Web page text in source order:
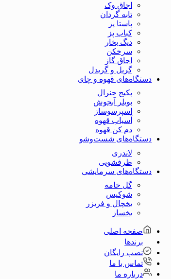
اجاق وک
تابه گردان
پاستا پز
کباب پز
دیگ بخار
سرخکن
اجاق گاز
گریل و گریدل
دستگاه‌های قهوه و چای
پکیج جنرال
بویلر آبجوش
اسپرسوساز
آسیاب قهوه
دم کن قهوه
دستگاه‌های شست‌و‌شو
لاندری
ظرفشویی
دستگاه‌های سرمایشی
گل خامه
شوکیس
یخچال و فریزر
یخساز
صفحه اصلی
برندها
نصب رایگان
تماس با ما
درباره ما